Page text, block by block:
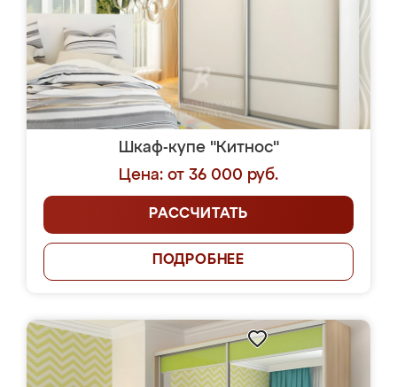
Шкаф-купе "Китнос"
Цена: от 36 000 руб.
РАССЧИТАТЬ
ПОДРОБНЕЕ